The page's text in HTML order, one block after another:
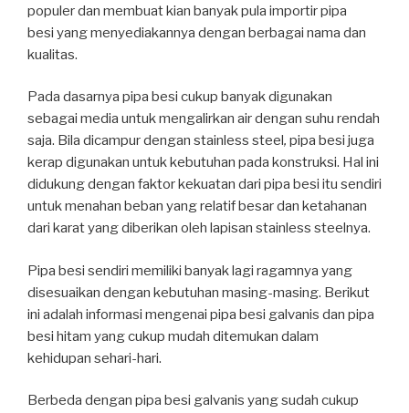
populer dan membuat kian banyak pula importir pipa
besi yang menyediakannya dengan berbagai nama dan
kualitas.
Pada dasarnya pipa besi cukup banyak digunakan
sebagai media untuk mengalirkan air dengan suhu rendah
saja. Bila dicampur dengan stainless steel , pipa besi juga
kerap digunakan untuk kebutuhan pada konstruksi. Hal ini
didukung dengan faktor kekuatan dari pipa besi itu sendiri
untuk menahan beban yang relatif besar dan ketahanan
dari karat yang diberikan oleh lapisan stainless steelnya.
Pipa besi sendiri memiliki banyak lagi ragamnya yang
disesuaikan dengan kebutuhan masing-masing. Berikut
ini adalah informasi mengenai pipa besi galvanis dan pipa
besi hitam yang cukup mudah ditemukan dalam
kehidupan sehari-hari.
Berbeda dengan pipa besi galvanis yang sudah cukup